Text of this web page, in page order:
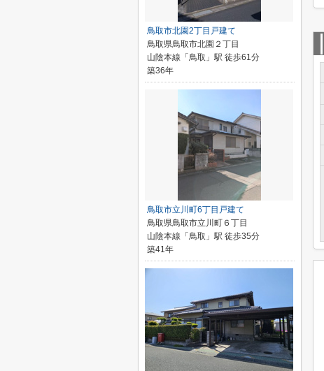
鳥取市北園2丁目戸建て
鳥取県鳥取市北園２丁目
山陰本線「鳥取」駅 徒歩61分
築36年
鳥取市立川町6丁目戸建て
鳥取県鳥取市立川町６丁目
山陰本線「鳥取」駅 徒歩35分
築41年